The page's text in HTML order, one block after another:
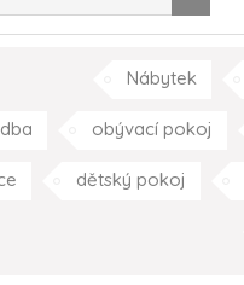
Nábytek
obývací pokoj
dětský pokoj